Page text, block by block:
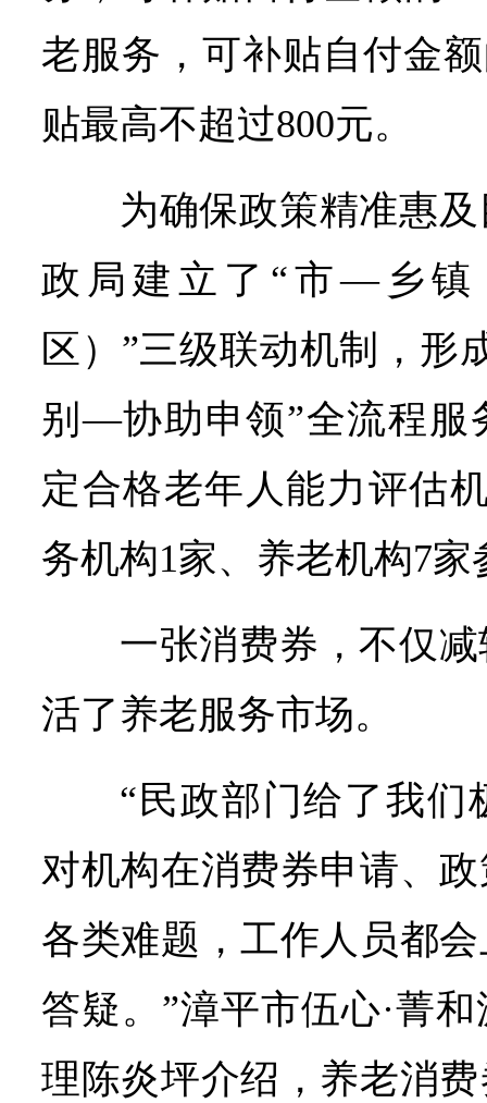
老服务，可补贴自付金
贴最高不超过800元。
为确保政策精准惠
政局建立了“市—乡
区）”三级联动机制，
别—协助申领”全流程服
定合格老年人能力评估
务机构1家、养老机构7
一张消费券，不仅
活了养老服务市场。
“民政部门给了我们
对机构在消费券申请、
各类难题，工作人员都
答疑。”漳平市伍心·菁
理陈炎坪介绍，养老消